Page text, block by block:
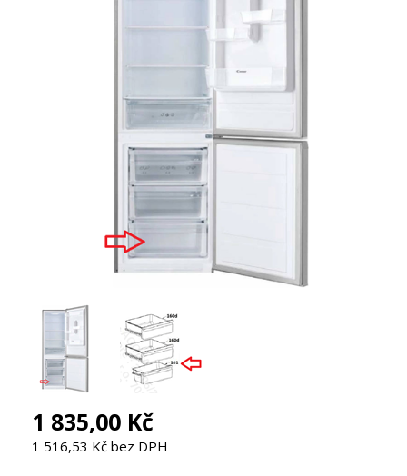
1 835,00 Kč
1 516,53 Kč bez DPH